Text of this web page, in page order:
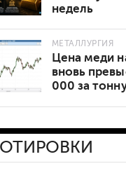
недель
МЕТАЛЛУРГИЯ
Цена меди
вновь
000 за